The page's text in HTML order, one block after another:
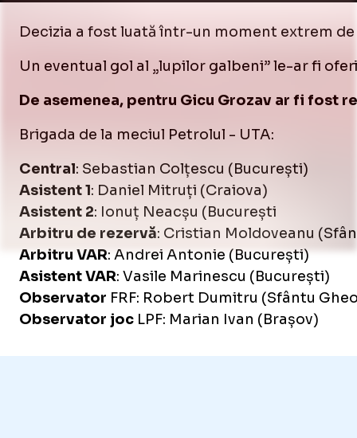
Decizia a fost luată într-un moment extrem
Un eventual gol al „lupilor galbeni” le-ar fi
De asemenea, pentru Gicu Grozav ar fi fost
Brigada de la meciul Petrolul - UTA:
Central: Sebastian Colțescu (București)
Asistent 1: Daniel Mitruți (Craiova)
Asistent 2: Ionuț Neacșu (București
Arbitru de rezervă: Cristian Moldoveanu
Arbitru VAR: Andrei Antonie (București)
Asistent VAR: Vasile Marinescu (București)
Observator FRF: Robert Dumitru (Sfântu
Observator jocLPF: Marian Ivan (Brașov)